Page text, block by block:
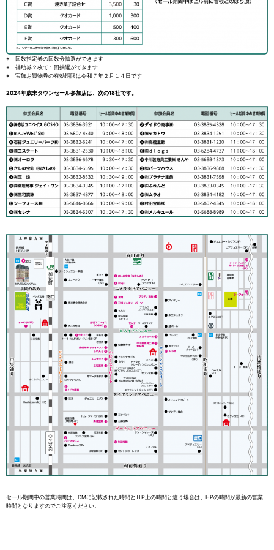
※ 回数指定券の回数分抽選ができます
※ 補助券２枚で１回抽選ができます
※ 宝飾お買物券の有効期限は令和７年２月１４日です
2024年歳末タウンセール参加店は、次の18社です。
セール期間中の営業時間は、DMに記載された時間とＨP上の時間と違う場合は、HPの時間が最新の営業
時間となりますのでご注意ください。